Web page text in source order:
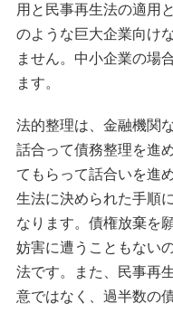
用と民事再生法の適用
のような巨大企業向け
ません。中小企業の場
ます。
法的整理は、金融機関
話合って債務整理を進
てもらって話合いを進
生法に決められた手順
なります。債権放棄を
妨害に遭うこともない
法です。また、民事再
意ではなく、過半数の